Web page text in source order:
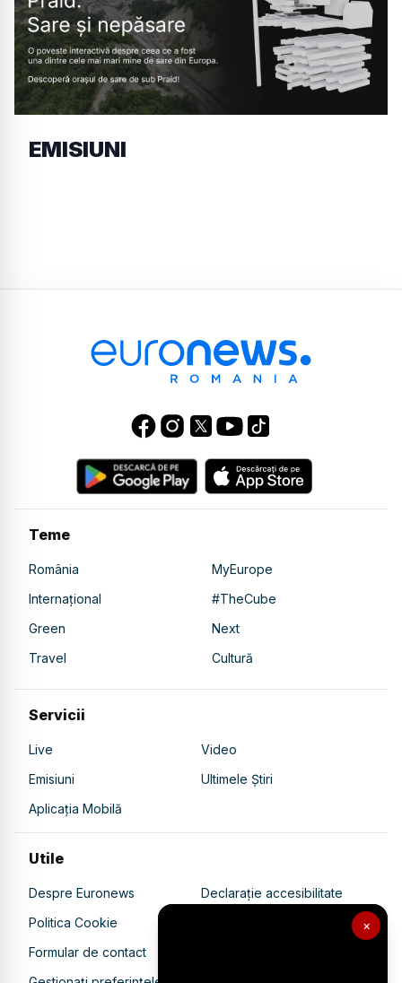
×
EMISIUNI
Teme
România
MyEurope
Internațional
#TheCube
Green
Next
Travel
Cultură
Servicii
Live
Video
Emisiuni
Ultimele Știri
Aplicația Mobilă
Utile
Despre Euronews
Declarație accesibilitate
Politica Cookie
Politica de confidențialitate
Formular de contact